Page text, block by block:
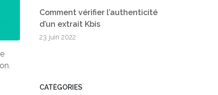
Comment vérifier l’authenticité
d’un extrait Kbis
23 juin 2022
CATÉGORIES